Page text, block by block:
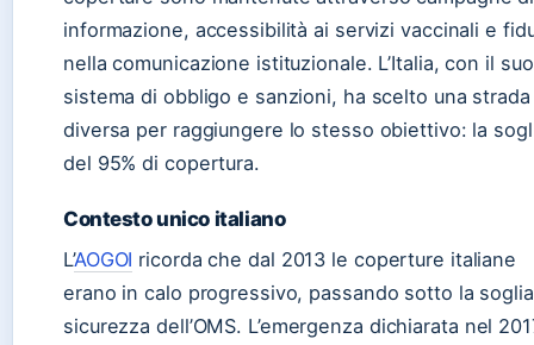
informazione, accessibilità ai servizi vaccinali e
nella comunicazione istituzionale. L’Italia, con il suo
sistema di obbligo e sanzioni, ha scelto una strada
diversa per raggiungere lo stesso obiettivo: la
del 95% di copertura.
Contesto unico italiano
L’AOGOI ricorda che dal 2013 le coperture italiane
erano in calo progressivo, passando sotto la
sicurezza dell’OMS. L’emergenza dichiarata nel